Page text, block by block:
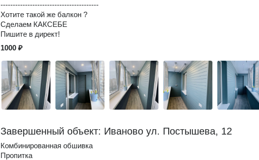
----------------------------------------
Хотите такой же балкон ?
Сделаем КАКСЕБЕ
Пишите в директ!
1000 ₽
Завершенный объект: Иваново ул. Постышева, 12
Комбинированная обшивка
Пропитка